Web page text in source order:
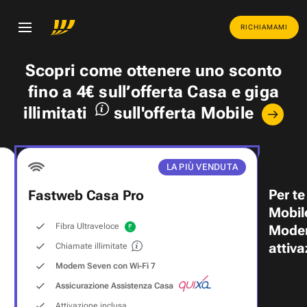
RICHIAMAMI
Scopri come ottenere uno sconto
fino a 4€ sull’offerta Casa egiga
illimitati
sull'offerta Mobile
LA PIÙ VENDUTA
Fastweb Casa Pro
Fibra Ultraveloce
Chiamate illimitate
Modem Seven con Wi‑Fi 7
Assicurazione Assistenza Casa
Per